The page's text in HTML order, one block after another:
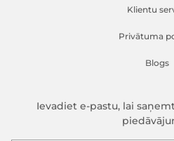
Klientu
Privātuma
Blogs
Ievadiet e-pastu, lai